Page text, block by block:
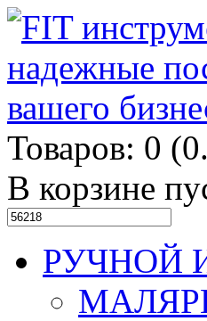
Товаров: 0
В корзине
РУЧНОЙ